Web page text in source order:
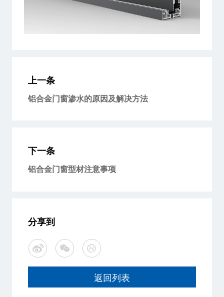
上一条
铝合金门窗渗水的原因及解决方法
下一条
铝合金门窗型材注意事项
分享到
返回列表